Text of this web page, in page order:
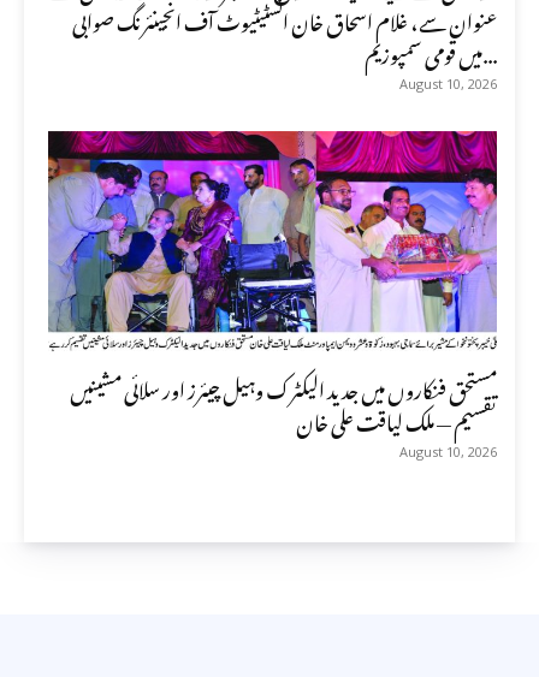
عنوان سے، غلام اسحاق خان انسٹیٹیوٹ آف انجینئرنگ صوابی
میں قومی سمپوزیم...
August 10, 2026
مستحق فنکاروں میں جدید الیکٹرک وہیل چیئرز اور سلائی مشینیں
تقسیم — ملک لیاقت علی خان
August 10, 2026